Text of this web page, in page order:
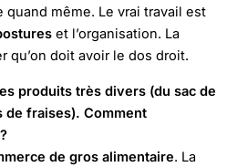
même. Le vrai travail est
et l’organisation. La
qu’on doit avoir le dos droit.
produits très divers (du sac de
de fraises). Comment
de gros alimentaire. La